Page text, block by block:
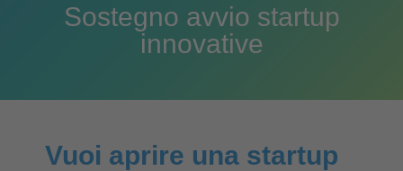
Sostegno avvio startup
innovative
Vuoi aprire una startup